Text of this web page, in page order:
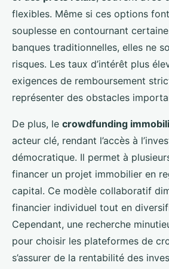
flexibles. Même si ces options
souplesse en contournant
banques traditionnelles, elles ne
risques. Les taux d’intérêt plus
exigences de remboursement
représenter des obstacles
De plus, le crowdfunding
acteur clé, rendant l’accès à
démocratique. Il permet à
financer un projet immobilier en
capital. Ce modèle collaboratif
financier individuel tout en
Cependant, une recherche
pour choisir les plateformes de
s’assurer de la rentabilité des